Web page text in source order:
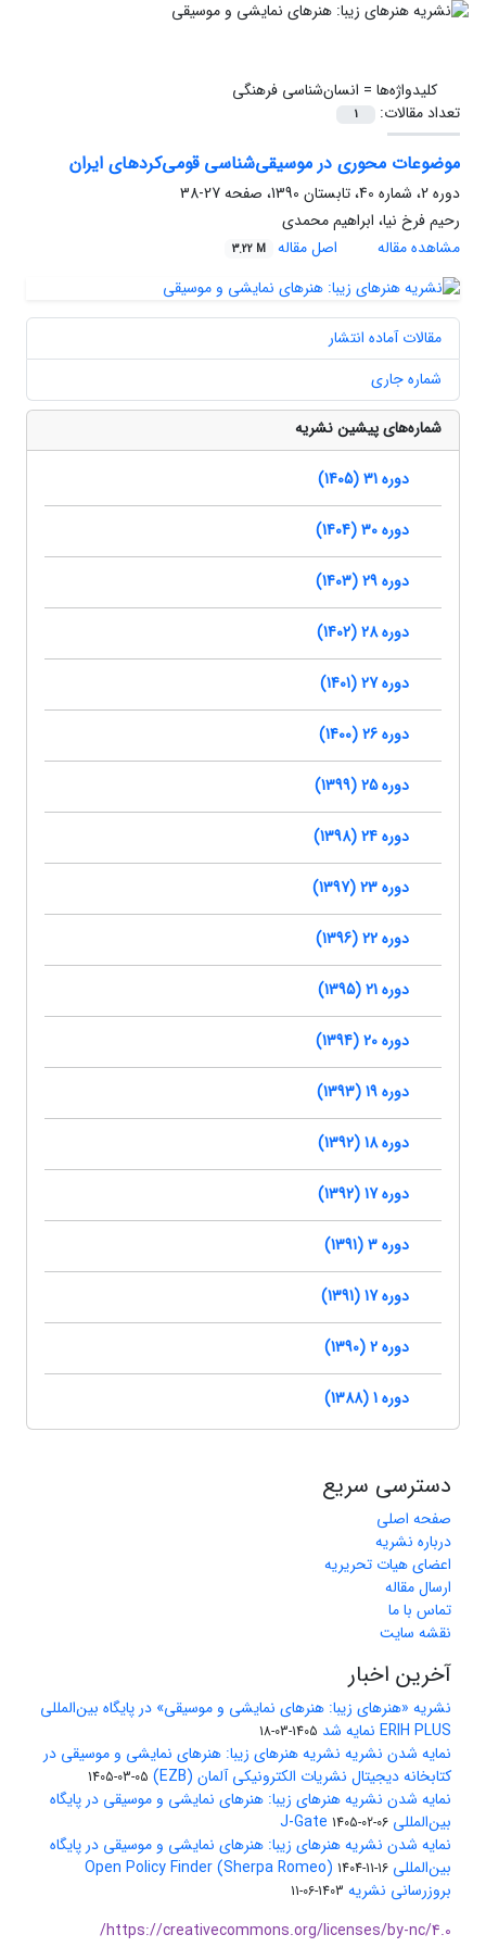
کلیدواژه‌ها = انسان‌شناسی فرهنگی
تعداد مقالات:
1
‌موضوعات محوری در موسیقی‌شناسی قومی‌کردهای ایران
دوره 2، شماره 40، تابستان 1390، صفحه
27-38
رحیم فرخ نیا، ابراهیم محمدی
مشاهده مقاله
اصل مقاله 3.22 M
مقالات آماده انتشار
شماره جاری
شماره‌های پیشین نشریه
دوره 31 (1405)
دوره 30 (1404)
دوره 29 (1403)
دوره 28 (1402)
دوره 27 (1401)
دوره 26 (1400)
دوره 25 (1399)
دوره 24 (1398)
دوره 23 (1397)
دوره 22 (1396)
دوره 21 (1395)
دوره 20 (1394)
دوره 19 (1393)
دوره 18 (1392)
دوره 17 (1392)
دوره 3 (1391)
دوره 17 (1391)
دوره 2 (1390)
دوره 1 (1388)
دسترسی سریع
صفحه اصلی
درباره نشریه
اعضای هیات تحریریه
ارسال مقاله
تماس با ما
نقشه سایت
آخرین اخبار
نشریه «هنرهای زیبا: هنرهای نمایشی و موسیقی» در پایگاه بین‌المللی
ERIH PLUS نمایه شد
1405-03-18
نمایه شدن نشریه نشریه هنرهای زیبا: هنرهای نمایشی و موسیقی در
کتابخانه دیجیتال نشریات الکترونیکی آلمان (EZB)
1405-03-05
نمایه شدن نشریه هنرهای زیبا: هنرهای نمایشی و موسیقی در پایگاه
بین‌المللی J-Gate 1405-02-06
نمایه شدن نشریه هنرهای زیبا: هنرهای نمایشی و موسیقی در پایگاه
بین‌المللی Open Policy Finder (Sherpa Romeo) 1404-11-16
بروزرسانی نشریه 1403-06-11
https://creativecommons.org/licenses/by-nc/4.0/